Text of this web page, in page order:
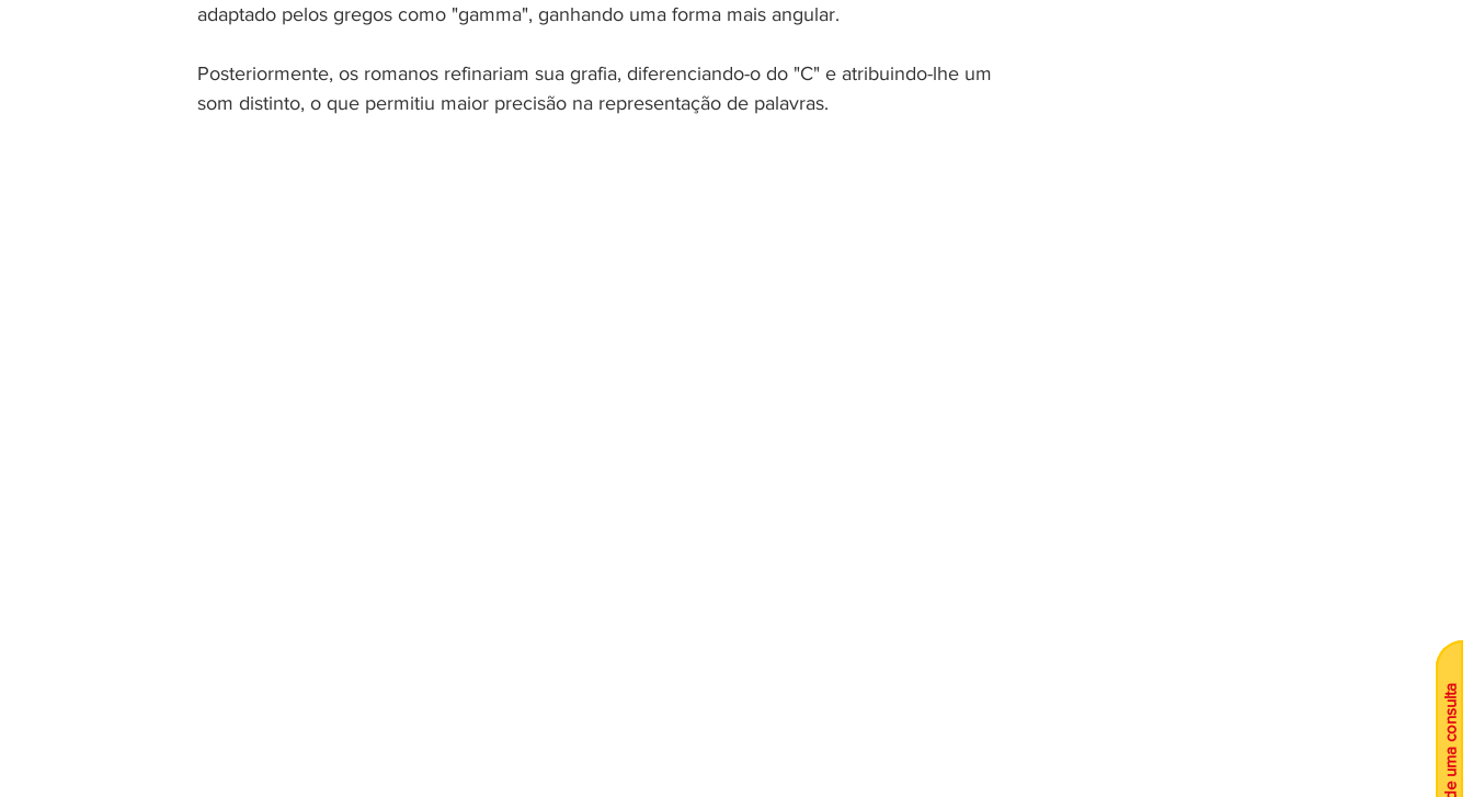
Agende uma consulta
adaptado pelos gregos como "gamma", ganhando uma forma mais angular.
Posteriormente, os romanos refinariam sua grafia, diferenciando-o do "C" e atribuindo-lhe um
som distinto, o que permitiu maior precisão na representação de palavras.